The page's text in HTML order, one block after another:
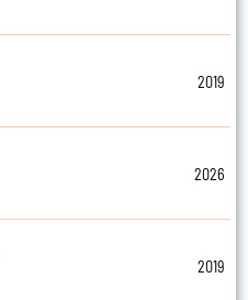
2019
2026
2019